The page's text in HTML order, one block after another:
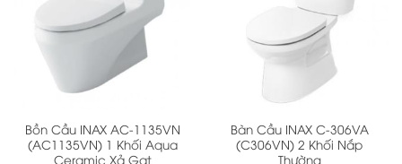
Bồn Cầu INAX AC-1135VN
(AC1135VN) 1 Khối Aqua
Ceramic Xả Gạt
Bàn Cầu INAX C-306VA
(C306VN) 2 Khối Nắp
Thường